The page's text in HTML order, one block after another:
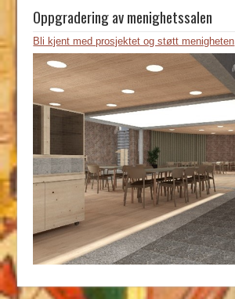
Oppgradering av menighetssalen
Bli kjent med prosjektet og støtt menigheten